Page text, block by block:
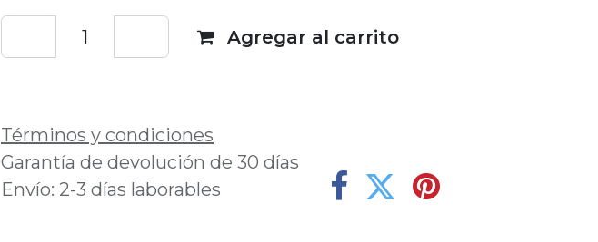
Agregar al carrito
Términos y condiciones
Garantía de devolución de 30 días
Envío: 2-3 días laborables